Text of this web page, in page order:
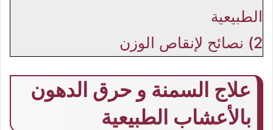
الطبيعية
2)
نصائح لإنقاص الوزن
علاج السمنة و حرق الدهون
بالأعشاب الطبيعية